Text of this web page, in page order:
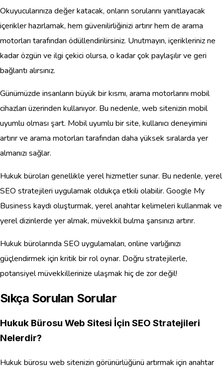
Okuyucularınıza değer katacak, onların sorularını yanıtlayacak
içerikler hazırlamak, hem güvenilirliğinizi artırır hem de arama
motorları tarafından ödüllendirilirsiniz. Unutmayın, içerikleriniz ne
kadar özgün ve ilgi çekici olursa, o kadar çok paylaşılır ve geri
bağlantı alırsınız.
Günümüzde insanların büyük bir kısmı, arama motorlarını mobil
cihazları üzerinden kullanıyor. Bu nedenle, web sitenizin mobil
uyumlu olması şart. Mobil uyumlu bir site, kullanıcı deneyimini
artırır ve arama motorları tarafından daha yüksek sıralarda yer
almanızı sağlar.
Hukuk büroları genellikle yerel hizmetler sunar. Bu nedenle, yerel
SEO stratejileri uygulamak oldukça etkili olabilir. Google My
Business kaydı oluşturmak, yerel anahtar kelimeleri kullanmak ve
yerel dizinlerde yer almak, müvekkil bulma şansınızı artırır.
Hukuk bürolarında SEO uygulamaları, online varlığınızı
güçlendirmek için kritik bir rol oynar. Doğru stratejilerle,
potansiyel müvekkillerinize ulaşmak hiç de zor değil!
Sıkça Sorulan Sorular
Hukuk Bürosu Web Sitesi İçin SEO Stratejileri
Nelerdir?
Hukuk bürosu web sitenizin görünürlüğünü artırmak için anahtar